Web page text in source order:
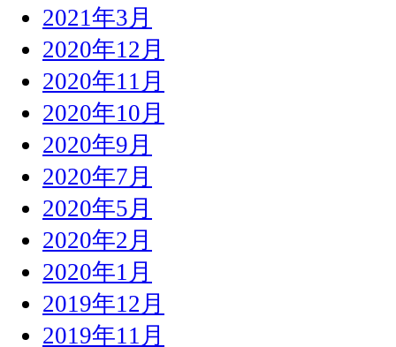
2021年3月
2020年12月
2020年11月
2020年10月
2020年9月
2020年7月
2020年5月
2020年2月
2020年1月
2019年12月
2019年11月